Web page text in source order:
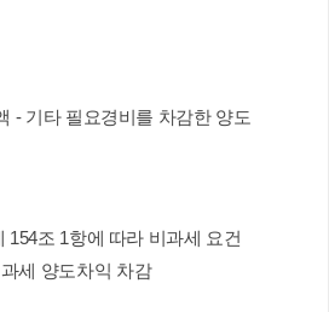
- 기타 필요경비를 차감한 양도
154조 1항에 따라 비과세 요건
세 양도차익 차감